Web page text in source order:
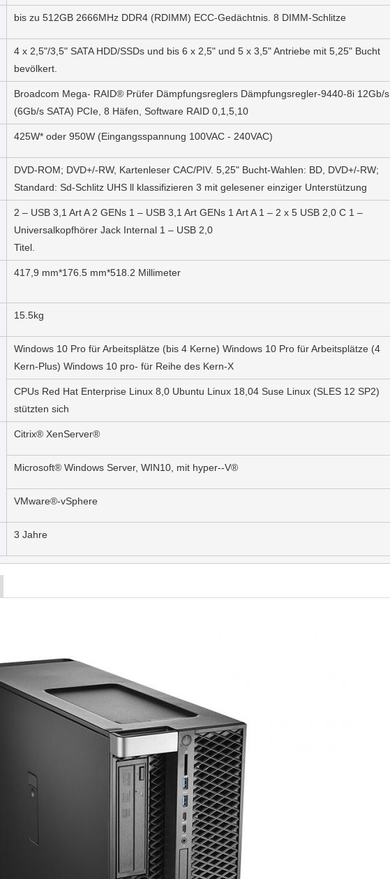
bis zu 512GB 2666MHz DDR4 (RDIMM) ECC-Gedächtnis. 8 DIMM-Schlitze
4 x 2,5"/3,5" SATA HDD/SSDs und bis 6 x 2,5" und 5 x 3,5" Antriebe mit 5,25" Bucht
bevölkert.
Broadcom Mega- RAID® Prüfer Dämpfungsreglers Dämpfungsregler-9440-8i 12Gb/s
(6Gb/s SATA) PCIe, 8 Häfen, Software RAID 0,1,5,10
425W* oder 950W (Eingangsspannung 100VAC - 240VAC)
DVD-ROM; DVD+/-RW, Kartenleser CAC/PIV. 5,25" Bucht-Wahlen: BD, DVD+/-RW;
Standard: Sd-Schlitz UHS ll klassifizieren 3 mit gelesener einziger Unterstützung
2 – USB 3,1 Art A 2 GENs 1 – USB 3,1 Art GENs 1 Art A 1 – 2 x 5 USB 2,0 C 1 –
Universalkopfhörer Jack Internal 1 – USB 2,0
Titel.
417,9 mm*176.5 mm*518.2 Millimeter
15.5kg
Windows 10 Pro für Arbeitsplätze (bis 4 Kerne) Windows 10 Pro für Arbeitsplätze (4
Kern-Plus) Windows 10 pro- für Reihe des Kern-X
CPUs Red Hat Enterprise Linux 8,0 Ubuntu Linux 18,04 Suse Linux (SLES 12 SP2)
stützten sich
Citrix® XenServer®
Microsoft® Windows Server, WIN10, mit hyper--V®
VMware®-vSphere
3 Jahre